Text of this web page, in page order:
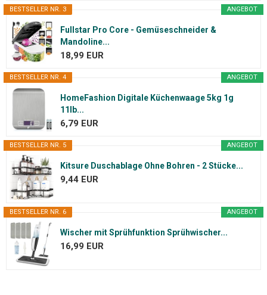
ANGEBOT
BESTSELLER NR. 3
Fullstar Pro Core - Gemüseschneider &
Mandoline...
18,99 EUR
ANGEBOT
BESTSELLER NR. 4
HomeFashion Digitale Küchenwaage 5kg 1g
11lb...
6,79 EUR
ANGEBOT
BESTSELLER NR. 5
Kitsure Duschablage Ohne Bohren - 2 Stücke...
9,44 EUR
ANGEBOT
BESTSELLER NR. 6
Wischer mit Sprühfunktion Sprühwischer...
16,99 EUR